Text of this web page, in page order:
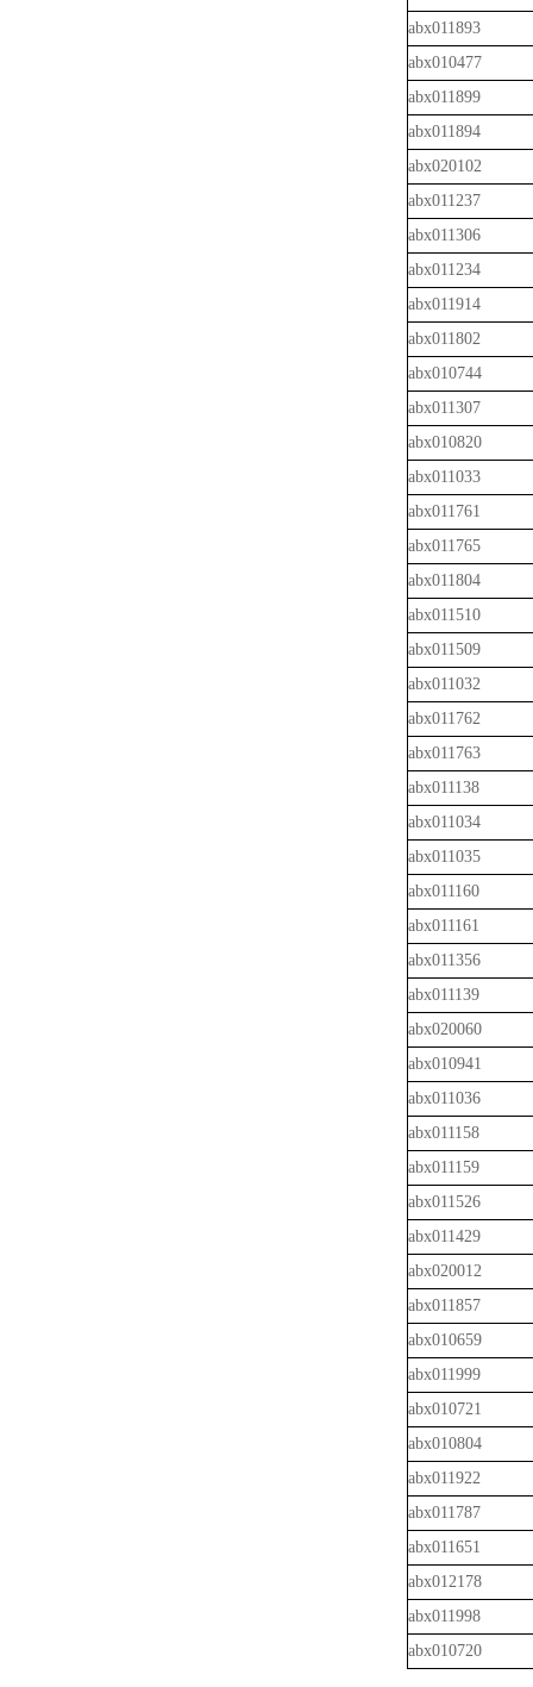
abx011893
abx010477
abx011899
abx011894
abx020102
abx011237
abx011306
abx011234
abx011914
abx011802
abx010744
abx011307
abx010820
abx011033
abx011761
abx011765
abx011804
abx011510
abx011509
abx011032
abx011762
abx011763
abx011138
abx011034
abx011035
abx011160
abx011161
abx011356
abx011139
abx020060
abx010941
abx011036
abx011158
abx011159
abx011526
abx011429
abx020012
abx011857
abx010659
abx011999
abx010721
abx010804
abx011922
abx011787
abx011651
abx012178
abx011998
abx010720